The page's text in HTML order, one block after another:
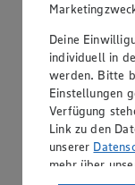
Deine
individuell in
werden. Bitte
Einstellungen
Verfügung
Link zu den
unserer
mehr über